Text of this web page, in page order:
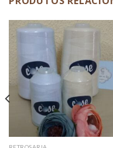
RETROSARIA